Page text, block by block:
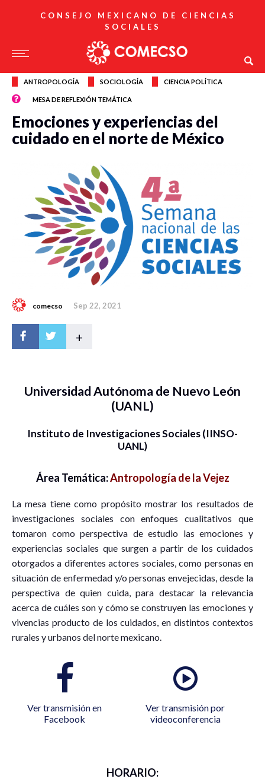
CONSEJO MEXICANO DE CIENCIAS
SOCIALES
ANTROPOLOGÍA SOCIOLOGÍA CIENCIA POLÍTICA
MESA DE REFLEXIÓN TEMÁTICA
Emociones y experiencias del
cuidado en el norte de México
comecso Sep 22, 2021
+
Universidad Autónoma de Nuevo León
(UANL)
Instituto de Investigaciones Sociales (IINSO-
UANL)
Área Temática:Antropología de la Vejez
La mesa tiene como propósito mostrar los resultados de
investigaciones sociales con enfoques cualitativos que
tomaron como perspectiva de estudio las emociones y
experiencias sociales que surgen a partir de los cuidados
otorgados a diferentes actores sociales, como personas en
situación de enfermedad y/o personas envejecidas, desde la
perspectiva de quien cuida, para destacar la relevancia
acerca de cuáles son y cómo se construyen las emociones y
vivencias producto de los cuidados, en distintos contextos
rurales y urbanos del norte mexicano.
Ver transmisión en
Facebook
Ver transmisión por
videoconferencia
HORARIO: